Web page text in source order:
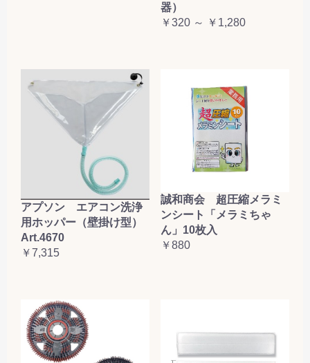
器）
￥320 ～ ￥1,280
アプソン エアコン洗浄
用ホッパー（壁掛け型）
Art.4670
￥7,315
誠和商会 超圧縮メラミ
ンシート「メラミちゃ
ん」10枚入
￥880